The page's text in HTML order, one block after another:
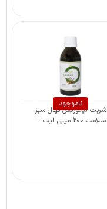
ناموجود
شربت لیکوریش نهال سبز
سلامت 200 میلی لیت ...